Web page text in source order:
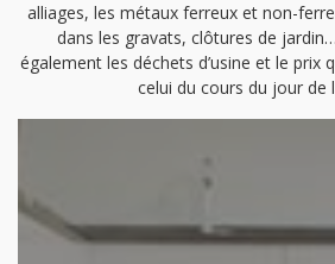
alliages, les métaux ferreux et non-
dans les gravats, clôtures de
également les déchets d’usine et le prix
celui du cours du jour de